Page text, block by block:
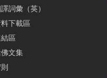
詞彙（英）
下載區
區
文集